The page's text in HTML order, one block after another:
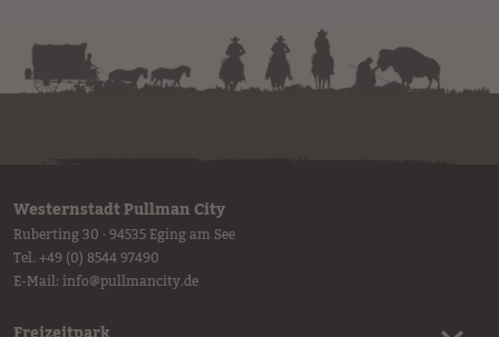
Westernstadt Pullman City
Ruberting 30 · 94535 Eging am See
Tel. +49 (0) 8544 97490
E-Mail:info@pullmancity.de